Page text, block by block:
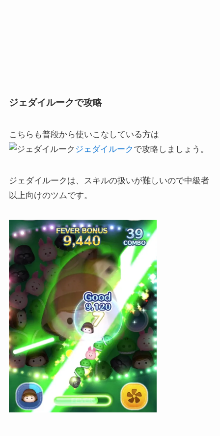
ジェダイルークで攻略
こちらも普段から使いこなしている方は
ジェダイルーク で攻略しましょう。
ジェダイルークは、スキルの扱いが難しいので中級者
以上向けのツムです。